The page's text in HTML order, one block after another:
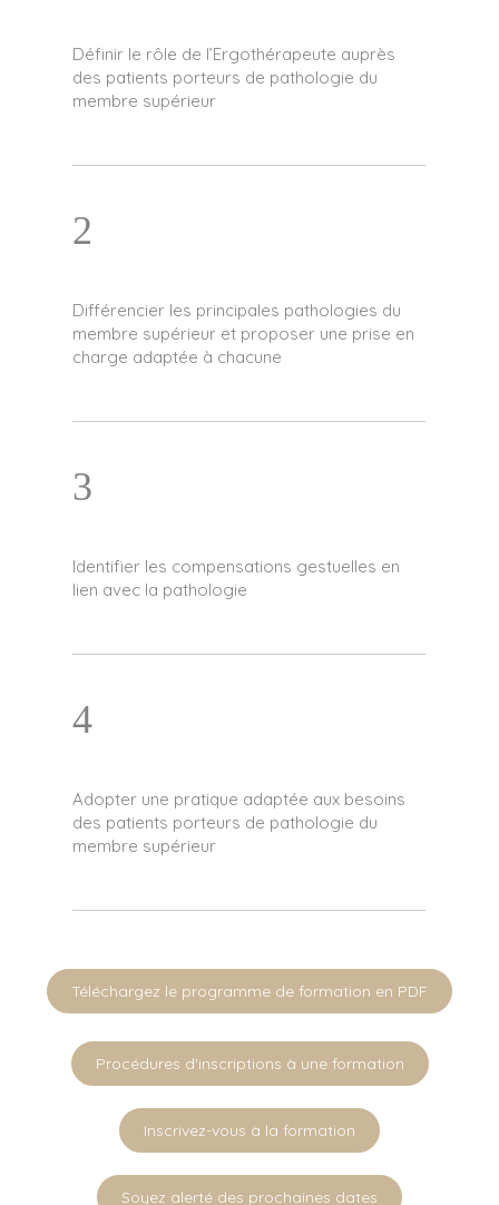
Définir le rôle de l’Ergothérapeute auprès
des patients porteurs de pathologie du
membre supérieur
2
Différencier les principales pathologies du
membre supérieur et proposer une prise en
charge adaptée à chacune
3
Identifier les compensations gestuelles en
lien avec la pathologie
4
Adopter une pratique adaptée aux besoins
des patients porteurs de pathologie du
membre supérieur
Téléchargez le programme de formation en PDF
Procédures d'inscriptions à une formation
Inscrivez-vous à la formation
Soyez alerté des prochaines dates